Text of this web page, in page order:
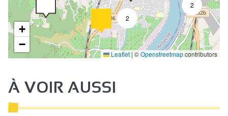
2
2
+
−
Leaflet | ©Openstreetmapcontributors
À VOIR AUSSI